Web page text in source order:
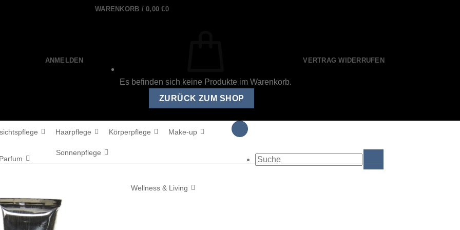
ANMELDEN
WARENKORB /0,00€0
Es befinden sich keine Produkte im Warenkorb.
ZURÜCK ZUM SHOP
VERTRAG WIDERRUFEN
Haarpflege Körperpflege Make-up
Parfum
Sonnenpflege
Wellness & Living
Suche